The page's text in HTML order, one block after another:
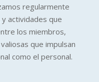
regularmente
y actividades que
los miembros,
que impulsan
como el personal.